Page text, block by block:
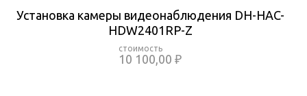
Установка камеры видеонаблюдения DH-HAC-
HDW2401RP-Z
10 100,00 ₽